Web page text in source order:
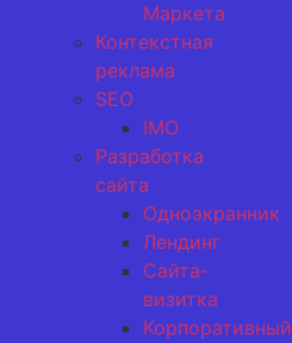
Маркета
Контекстная
реклама
SEO
IMO
Разработка
сайта
Одноэкранник
Лендинг
Сайта-
визитка
Корпоративный